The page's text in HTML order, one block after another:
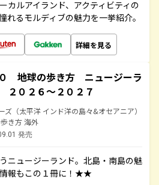
カルアイランド、アクティビティの
れるモルディブの魅力を一挙紹介。
詳細を見る
地球の歩き方 ニュージーラ
２０２６～２０２７
ズ（太平洋 インド洋の島々&オセアニア）
き方 海外
発売
ュージーランド。北島・南島の魅
報もこの１冊に！★★